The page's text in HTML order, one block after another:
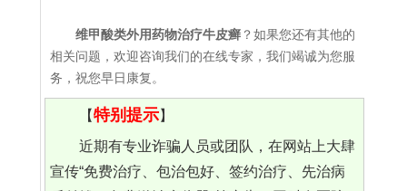
维甲酸类外用药物治疗牛皮癣 ？如果您还有其他的
相关问题，欢迎咨询我们的在线专家，我们竭诚为您服
务，祝您早日康复。
【特别提示】
近期有专业诈骗人员或团队，在网站上大肆
宣传“免费治疗、包治包好、签约治疗、先治病